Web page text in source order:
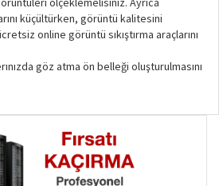
küçültürken, görüntü kalitesini
online görüntü sıkıştırma araçlarını
göz atma ön belleği oluşturulmasını